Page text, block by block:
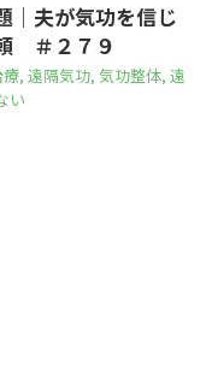
｜夫が気功を信じ
＃２７９
, 遠隔気功, 気功整体, 遠
い